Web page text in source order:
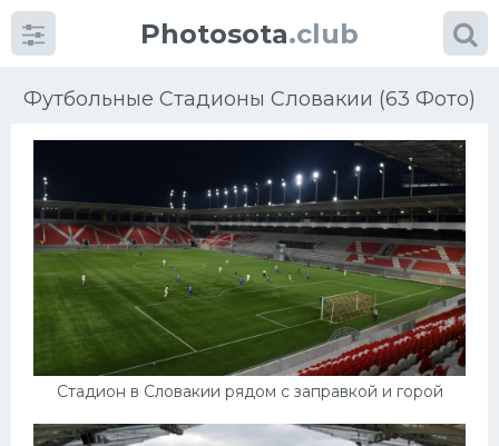
Photosota.club
Футбольные Стадионы Словакии (63 Фото)
Стадион в Словакии рядом с заправкой и горой
КатегорииФото
Еще картинки...
Футбол